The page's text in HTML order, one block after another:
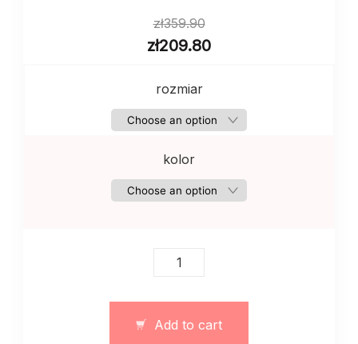
zł359.90
zł209.80
rozmiar
kolor
Kardigan
oversize
Add to cart